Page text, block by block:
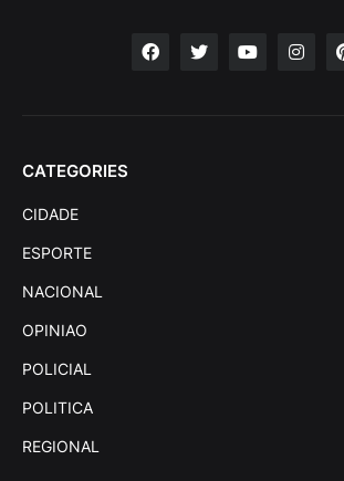
CATEGORIES
CIDADE
ESPORTE
NACIONAL
OPINIAO
POLICIAL
POLITICA
REGIONAL